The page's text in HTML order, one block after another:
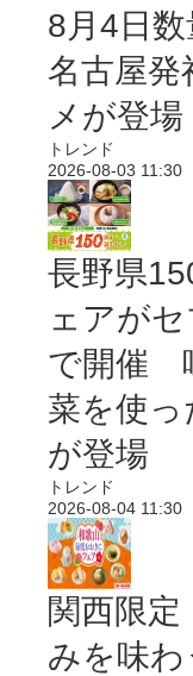
8月4日数
名古屋発
メが登場
トレンド
2026-08-03 11:30
長野県
ェアが
で開催
菜を使っ
が登場
トレンド
2026-08-04 11:30
関西限定
みを味わ